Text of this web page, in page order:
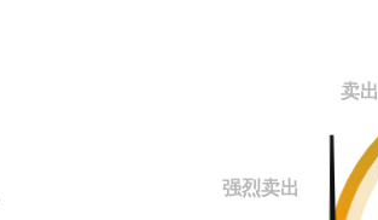
卖出
强烈卖出